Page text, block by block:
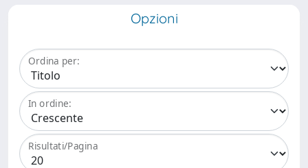
Opzioni
Ordina per:
In ordine:
Risultati/Pagina